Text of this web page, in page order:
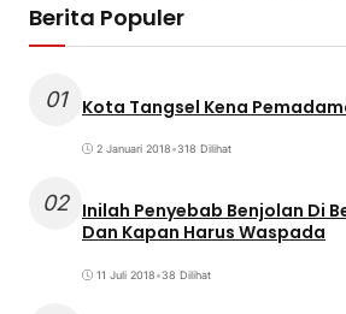
Berita Populer
01 Kota Tangsel Kena
2 Januari 2018•318 Dilihat
02 Inilah Penyebab Benjolan Di
Dan Kapan Harus Waspada
11 Juli 2018•38 Dilihat